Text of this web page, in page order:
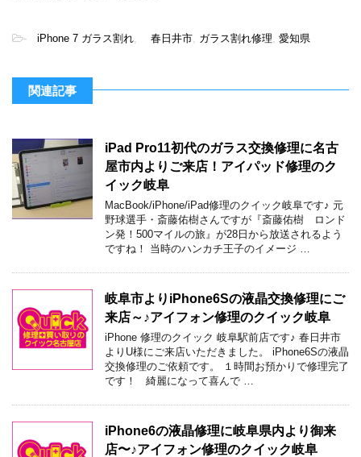
- iPhone 7 ガラス割れ 春日井市 ガラス割れ修理 愛知県
関連記事
iPad Pro11初代のガラス交換修理に名古
屋市内よりご来店！アイパッド修理のク
イック岐阜
MacBook/iPhone/iPad修理のクイック岐阜です♪ 元
野球選手・斎藤佑樹さんですが『斎藤佑樹 ロンド
ン発！500マイルの旅』が28日から放送されるよう
ですね！ 当時のハンカチ王子のイメージ …
岐阜市よりiPhone6Sの液晶交換修理にご
来店～♪アイフォン修理のクイック岐阜
iPhone 修理のクイック 岐阜駅前店です♪ 春日井市
よりU様にご来店いただきました。 iPhone6Sの液晶
交換修理のご依頼です。 １時間お預かりで修理完了
です！ 綺麗になって喜んで …
iPhone6の液晶修理に岐阜県内より御来
店〜♪アイフォン修理のクイック岐阜